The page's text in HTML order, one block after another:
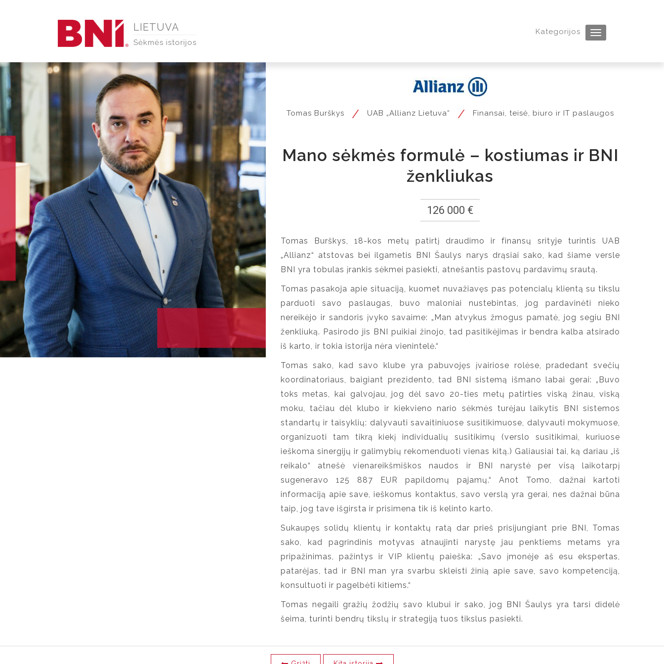
LIETUVA
Sėkmės istorijos
Toggle
Kategorijos
Tomas Burškys / UAB „Allianz Lietuva“ / Finansai, teisė, biuro ir IT paslaugos
Mano sėkmės formulė – kostiumas ir BNI
ženkliukas
126 000 €
Tomas Burškys, 18-kos metų patirtį draudimo ir finansų srityje turintis UAB
„Allianz“ atstovas bei ilgametis BNI Šaulys narys drąsiai sako, kad šiame versle
BNI yra tobulas įrankis sėkmei pasiekti, atnešantis pastovų pardavimų srautą.
Tomas pasakoja apie situaciją, kuomet nuvažiavęs pas potencialų klientą su tikslu
parduoti savo paslaugas, buvo maloniai nustebintas, jog pardavinėti nieko
nereikėjo ir sandoris įvyko savaime: „Man atvykus žmogus pamatė, jog segiu BNI
ženkliuką. Pasirodo jis BNI puikiai žinojo, tad pasitikėjimas ir bendra kalba atsirado
iš karto, ir tokia istorija nėra vienintelė.“
Tomas sako, kad savo klube yra pabuvojęs įvairiose rolėse, pradedant svečių
koordinatoriaus, baigiant prezidento, tad BNI sistemą išmano labai gerai: „Buvo
toks metas, kai galvojau, jog dėl savo 20-ties metų patirties viską žinau, viską
moku, tačiau dėl klubo ir kiekvieno nario sėkmės turėjau laikytis BNI sistemos
standartų ir taisyklių: dalyvauti savaitiniuose susitikimuose, dalyvauti mokymuose,
organizuoti tam tikrą kiekį individualių susitikimų (verslo susitikimai, kuriuose
ieškoma sinergijų ir galimybių rekomenduoti vienas kitą.) Galiausiai tai, ką dariau „iš
reikalo“ atnešė vienareikšmiškos naudos ir BNI narystė per visą laikotarpį
sugeneravo 125 887 EUR papildomų pajamų.“ Anot Tomo, dažnai kartoti
informaciją apie save, ieškomus kontaktus, savo verslą yra gerai, nes dažnai būna
taip, jog tave išgirsta ir prisimena tik iš kelinto karto.
Sukaupęs solidų klientų ir kontaktų ratą dar prieš prisijungiant prie BNI, Tomas
sako, kad pagrindinis motyvas atnaujinti narystę jau penktiems metams yra
pripažinimas, pažintys ir VIP klientų paieška: „Savo įmonėje aš esu ekspertas,
patarėjas, tad ir BNI man yra svarbu skleisti žinią apie save, savo kompetenciją,
konsultuoti ir pagelbėti kitiems.“
Tomas negaili gražių žodžių savo klubui ir sako, jog BNI Šaulys yra tarsi didelė
šeima, turinti bendrų tikslų ir strategiją tuos tikslus pasiekti.